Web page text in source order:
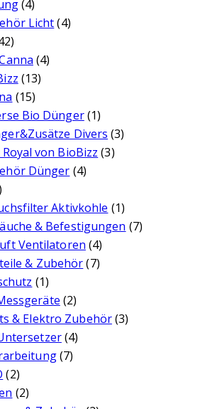
(4)
Licht (4)
(4)
(13)
(15)
Bio Dünger(1)
Divers (3)
Royal von BioBizz (3)
Dünger (4)
Aktivkohle (1)
& Befestigungen (7)
Ventilatoren (4)
& Zubehör (7)
(1)
(2)
& Elektro Zubehör(3)
(4)
(7)
(2)
(2)